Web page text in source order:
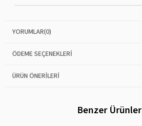
YORUMLAR(0)
ÖDEME SEÇENEKLERI
ÜRÜN ÖNERILERI
Benzer Ürünler